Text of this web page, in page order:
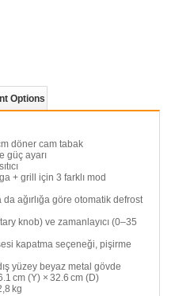
Options
döner cam tabak
güç ayarı
+ grill için 3 farklı mod
da ağırlığa göre otomatik defrost
knob) ve zamanlayıcı (0–35
kapatma seçeneği, pişirme
yüzey beyaz metal gövde
cm (Y) × 32.6 cm (D)
kg